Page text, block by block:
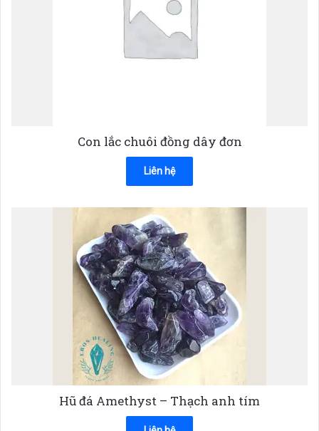
Con lắc chuôi đồng dây đơn
Liên hệ
Hũ đá Amethyst – Thạch anh tím